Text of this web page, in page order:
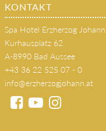
KONTAKT
Spa Hotel Erzherzog Johann
Kurhausplatz 62
A-8990 Bad Aussee
+43 36 22 525 07 - 0
info@erzherzogjohann.at